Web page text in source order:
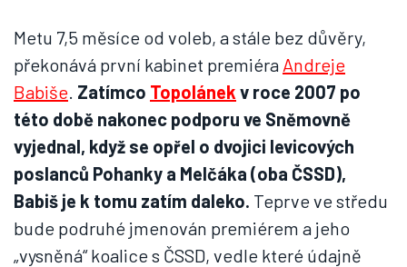
Metu 7,5 měsíce od voleb, a stále bez důvěry,
překonává první kabinet premiéra Andreje
Babiše. Zatímco Topolánek v roce 2007 po
této době nakonec podporu ve Sněmovně
vyjednal, když se opřel o dvojici levicových
poslanců Pohanky a Melčáka (oba ČSSD),
Babiš je k tomu zatím daleko. Teprve ve středu
bude podruhé jmenován premiérem a jeho
„vysněná“ koalice s ČSSD, vedle které údajně